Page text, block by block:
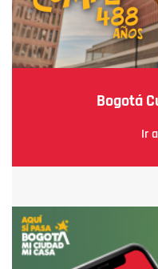
Bogotá
Ir